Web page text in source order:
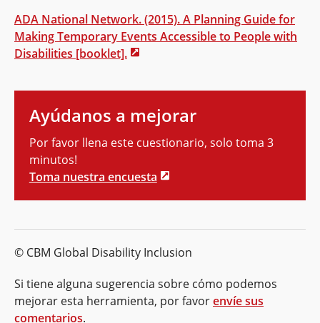
ADA National Network. (2015). A Planning Guide for
Making Temporary Events Accessible to People with
Disabilities [booklet].
Ayúdanos a mejorar
Por favor llena este cuestionario, solo toma 3
minutos!
Toma nuestra encuesta
© CBM Global Disability Inclusion
Si tiene alguna sugerencia sobre cómo podemos
mejorar esta herramienta, por favorenvíe sus
comentarios.